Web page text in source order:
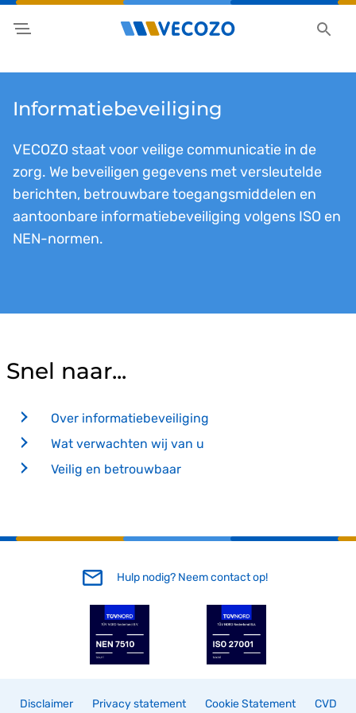
Informatiebeveiliging
VECOZO staat voor veilige communicatie in de
zorg. We beveiligen gegevens met versleutelde
berichten, betrouwbare toegangsmiddelen en
aantoonbare informatiebeveiliging volgens ISO en
NEN-normen.
Snel naar...
Over informatiebeveiliging
Wat verwachten wij van u
Veilig en betrouwbaar
Hulp nodig? Neem contact op!
Disclaimer Privacy statement Cookie Statement CVD